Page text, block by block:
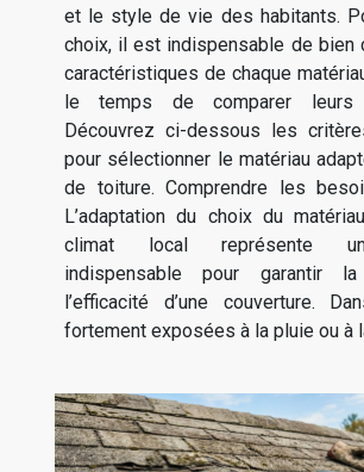
et le style de vie des habitants.
choix, il est indispensable de bien
caractéristiques de chaque
le temps de comparer leurs
Découvrez ci-dessous les
pour sélectionner le matériau
de toiture. Comprendre les
L’adaptation du choix du
climat local représente
indispensable pour garantir
l’efficacité d’une couverture.
fortement exposées à la pluie ou à